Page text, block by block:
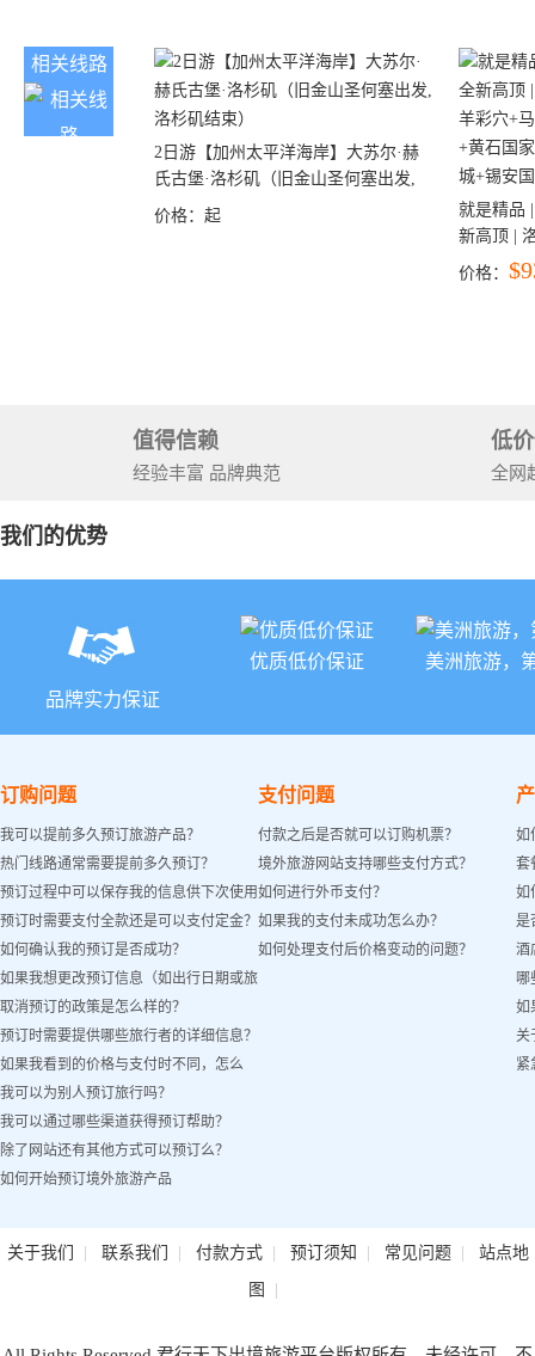
相关线路
2日游【加州太平洋海岸】大苏尔·赫
氏古堡·洛杉矶（旧金山圣何塞出发,
洛杉矶结束）
价格： 起
就是精品
新高顶 |
彩穴+马
价格：
值得信赖
经验丰富 品牌典范
低
全网
我们的优势
品牌实力保证
优质低价保证 美洲旅游，
订购问题
我可以提前多久预订旅游产品？
热门线路通常需要提前多久预订？
预订过程中可以保存我的信息供下次使用
吗？
预订时需要支付全款还是可以支付定金？
如何确认我的预订是否成功？
如果我想更改预订信息（如出行日期或旅
客姓名）怎么办？
取消预订的政策是怎么样的？
预订时需要提供哪些旅行者的详细信息？
如果我看到的价格与支付时不同，怎么
办？
我可以为别人预订旅行吗？
我可以通过哪些渠道获得预订帮助？
除了网站还有其他方式可以预订么？
如何开始预订境外旅游产品
支付问题
付款之后是否就可以订购机票？
境外旅游网站支持哪些支付方式？
如何进行外币支付？
如果我的支付未成功怎么办？
如何处理支付后价格变动的问题？
如
套
如
是
酒
哪
如
关
紧
关于我们 | 联系我们 | 付款方式| 预订须知 | 常见问题| 站点地
图 |